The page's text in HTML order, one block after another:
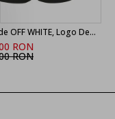
Bermude OFF WHITE, Logo Detailed Drawstring Shorts
RON
RON